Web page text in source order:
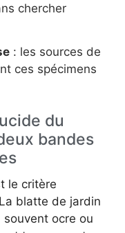
chercher
: les sources de
ces spécimens
du
bandes
le critère
blatte de jardin
ocre ou